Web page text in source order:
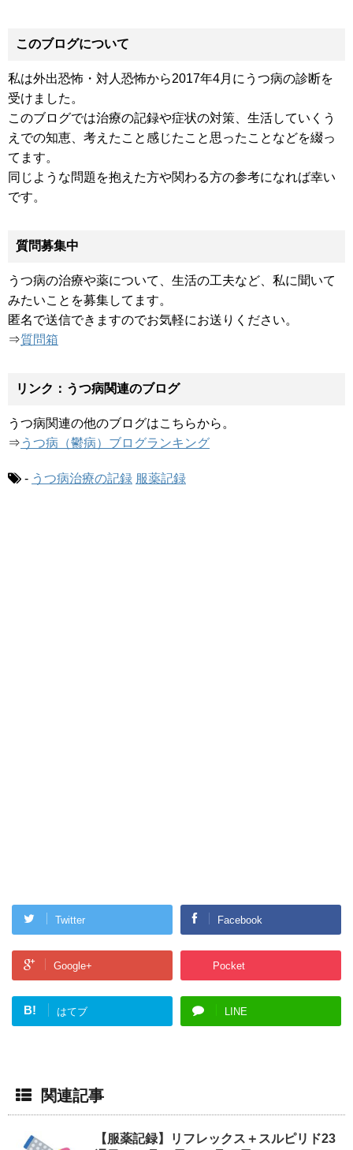
このブログについて
私は外出恐怖・対人恐怖から2017年4月にうつ病の診断を
受けました。
このブログでは治療の記録や症状の対策、生活していくう
えでの知恵、考えたこと感じたこと思ったことなどを綴っ
てます。
同じような問題を抱えた方や関わる方の参考になれば幸い
です。
質問募集中
うつ病の治療や薬について、生活の工夫など、私に聞いて
みたいことを募集してます。
匿名で送信できますのでお気軽にお送りください。
⇒質問箱
リンク：うつ病関連のブログ
うつ病関連の他のブログはこちらから。
⇒ うつ病（鬱病）ブログランキング
- うつ病治療の記録 服薬記録
Twitter Facebook
Google+ Pocket
B! はてブ LINE
関連記事
【服薬記録】リフレックス＋スルピリド23